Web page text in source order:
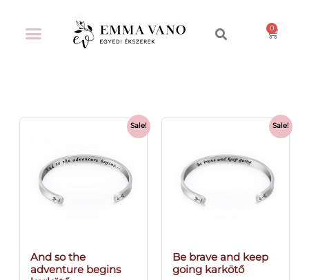
Sale!
And so the
adventure begins
Sale!
Be brave and keep
going karkötő